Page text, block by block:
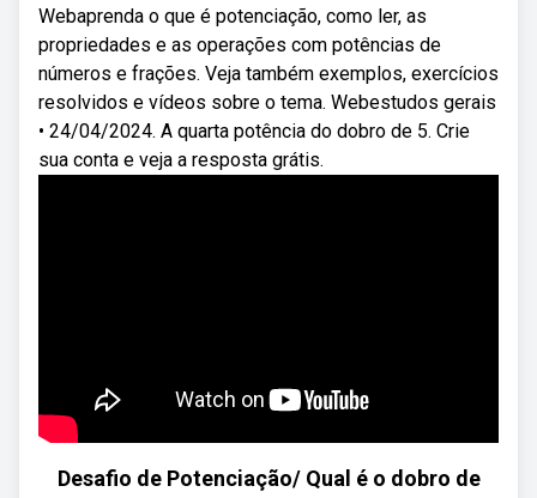
Webaprenda o que é potenciação, como ler, as
propriedades e as operações com potências de
números e frações. Veja também exemplos, exercícios
resolvidos e vídeos sobre o tema. Webestudos gerais
• 24/04/2024. A quarta potência do dobro de 5. Crie
sua conta e veja a resposta grátis.
Desafio de Potenciação/ Qual é o dobro de